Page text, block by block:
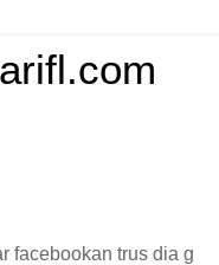
facebookan trus dia g